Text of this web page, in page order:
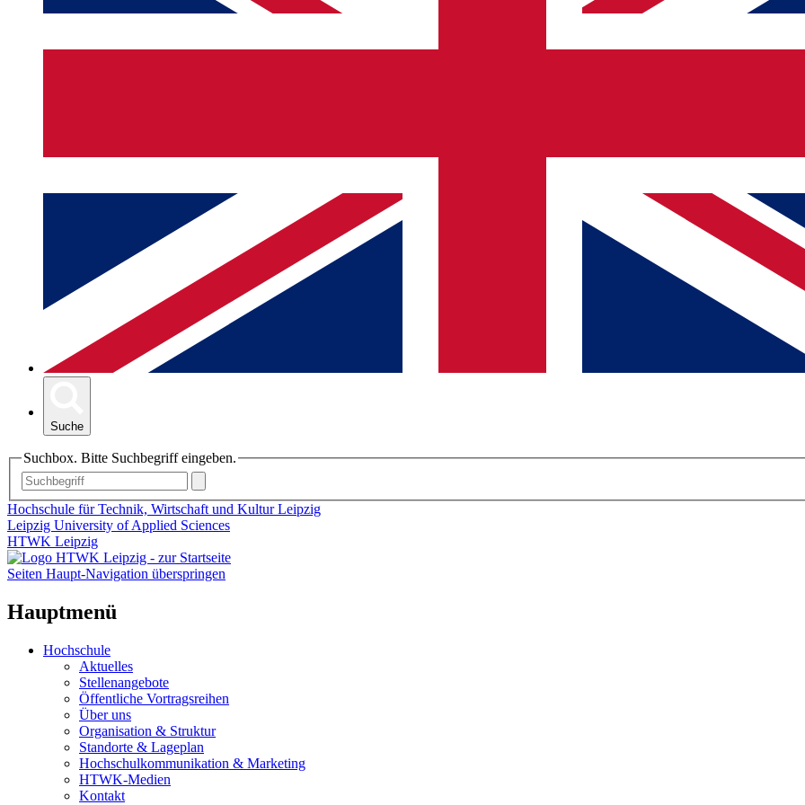
Suche
Suchbox. Bitte Suchbegriff eingeben.
Hochschule für Technik, Wirtschaft und Kultur Leipzig
Leipzig University of Applied Sciences
HTWK Leipzig
Seiten Haupt-Navigation überspringen
Hauptmenü
Hochschule
Aktuelles
Stellenangebote
Öffentliche Vortragsreihen
Über uns
Organisation & Struktur
Standorte & Lageplan
Hochschulkommunikation & Marketing
HTWK-Medien
Kontakt